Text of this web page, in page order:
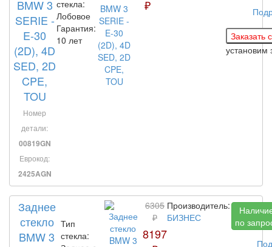
BMW 3
SERIE -
E-30
(2D), 4D
SED, 2D
CPE,
TOU
Номер
детали:
00819GN
Еврокод:
2425AGN
стекла:
Лобовое
Гарантия:
10 лет
₽
установим
Заднее
стекло
BMW 3
Тип
стекла:
6305
₽
8197
Производитель:
БИЗНЕС
по